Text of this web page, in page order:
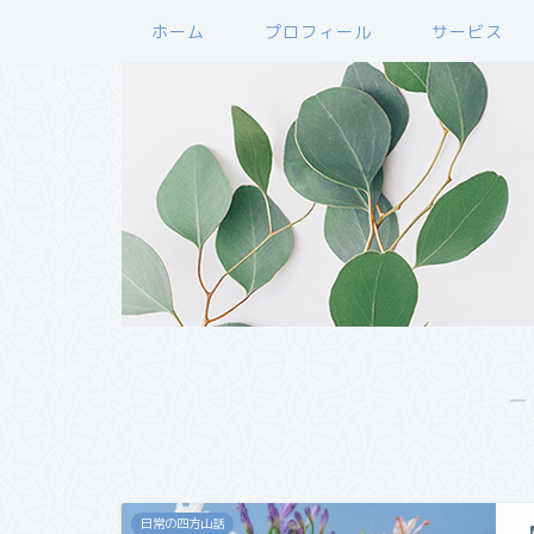
ホーム プロフィール サービス
―
日常の四方山話